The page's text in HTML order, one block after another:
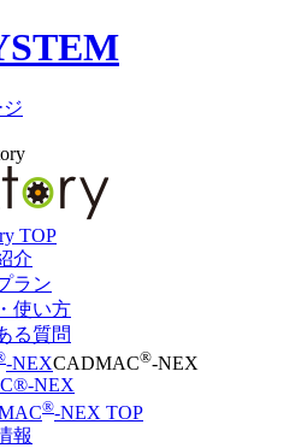
ジ
TOP
介
ラン
使い方
る質問
-NEXCADMAC®-NEX
®-NEX TOP
報